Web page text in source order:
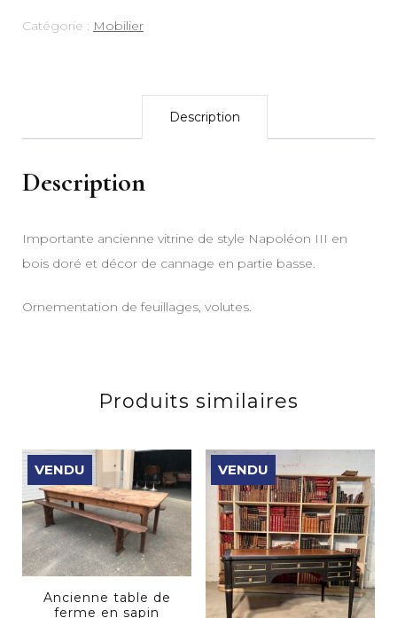
Catégorie : Mobilier
Description
Description
Importante ancienne vitrine de style Napoléon III en
bois doré et décor de cannage en partie basse.
Ornementation de feuillages, volutes.
Produits similaires
VENDU
Ancienne table de
ferme en sapin
VENDU